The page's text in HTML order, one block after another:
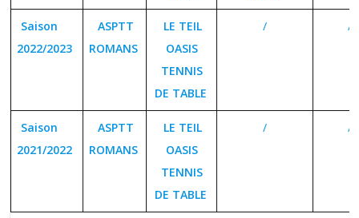
Saison
2022/2023
ASPTT
ROMANS
LE TEIL
OASIS
TENNIS
DE TABLE
/ /
Saison
2021/2022
ASPTT
ROMANS
LE TEIL
OASIS
TENNIS
DE TABLE
/ /